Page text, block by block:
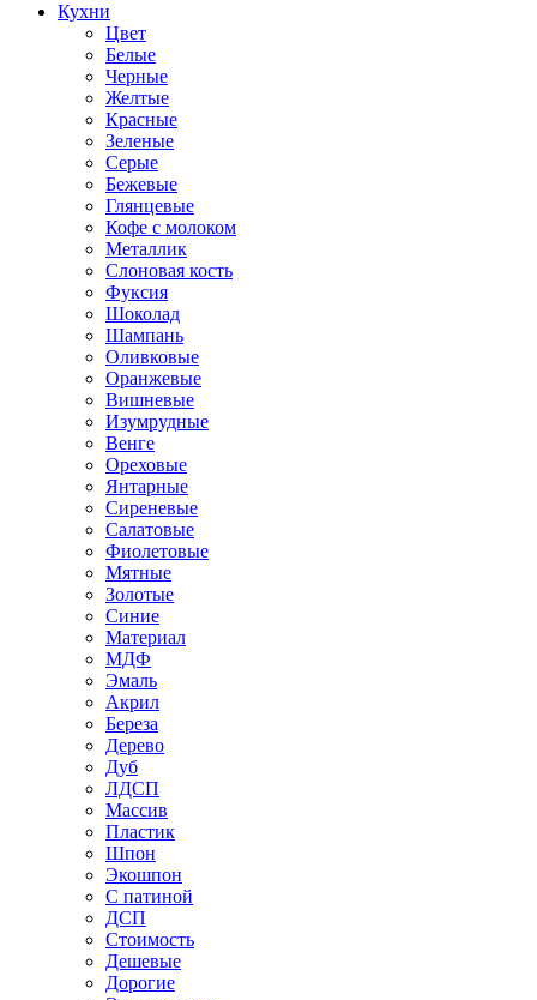
Кухни
Цвет
Белые
Черные
Желтые
Красные
Зеленые
Серые
Бежевые
Глянцевые
Кофе с молоком
Металлик
Слоновая кость
Фуксия
Шоколад
Шампань
Оливковые
Оранжевые
Вишневые
Изумрудные
Венге
Ореховые
Янтарные
Сиреневые
Салатовые
Фиолетовые
Мятные
Золотые
Синие
Материал
МДФ
Эмаль
Акрил
Береза
Дерево
Дуб
ЛДСП
Массив
Пластик
Шпон
Экошпон
С патиной
ДСП
Стоимость
Дешевые
Дорогие